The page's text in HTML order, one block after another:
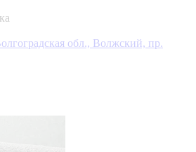
обл., Волжский, пр.